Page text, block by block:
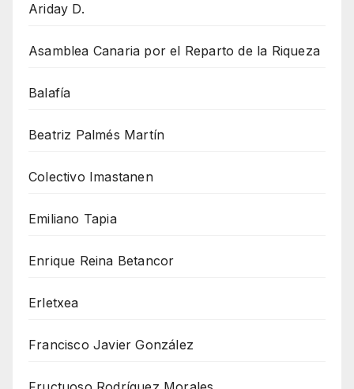
Ariday D.
Asamblea Canaria por el Reparto de la Riqueza
Balafía
Beatriz Palmés Martín
Colectivo Imastanen
Emiliano Tapia
Enrique Reina Betancor
Erletxea
Francisco Javier González